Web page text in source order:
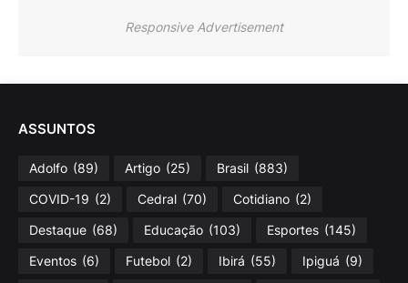
Responsive Advertisement
ASSUNTOS
Adolfo (89) Artigo (25) Brasil (883)
COVID-19 (2) Cedral (70) Cotidiano (2)
Destaque (68) Educação (103) Esportes (145)
Eventos (6) Futebol (2) Ibirá (55) Ipiguá (9)